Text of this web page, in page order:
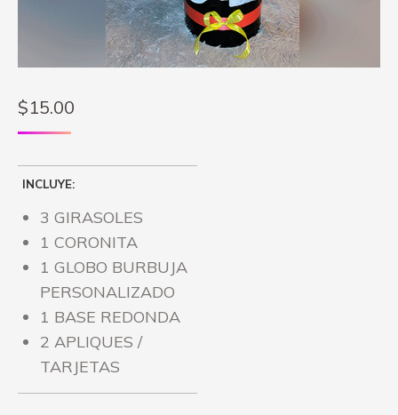
$15.00
INCLUYE:
3 GIRASOLES
1 CORONITA
1 GLOBO BURBUJA
PERSONALIZADO
1 BASE REDONDA
2 APLIQUES /
TARJETAS